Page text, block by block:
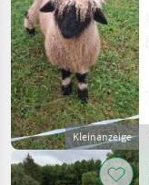
Kleinanzeige